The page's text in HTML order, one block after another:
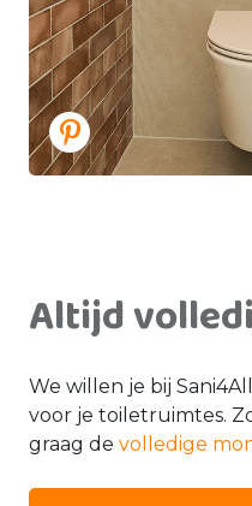
Altijd
We willen je bij
voor je toiletruimtes.
graag de volledige